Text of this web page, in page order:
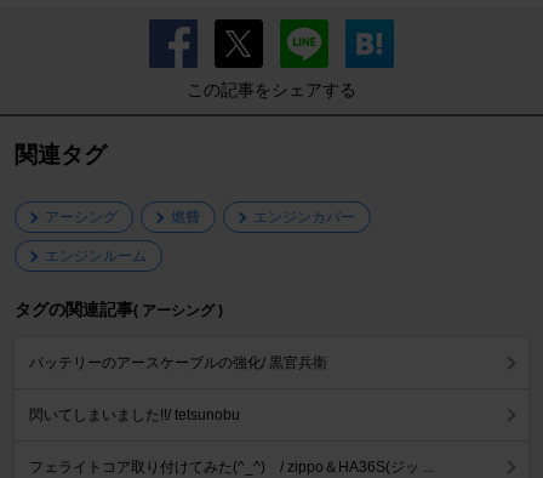
この記事をシェアする
関連タグ
アーシング 燃費 エンジンカバー
エンジンルーム
タグの関連記事( アーシング )
バッテリーのアースケーブルの強化/ 黒官兵衛
閃いてしまいました!!/ tetsunobu
フェライトコア取り付けてみた(^_^)ゞ/ zippo＆HA36S(ジッ ...